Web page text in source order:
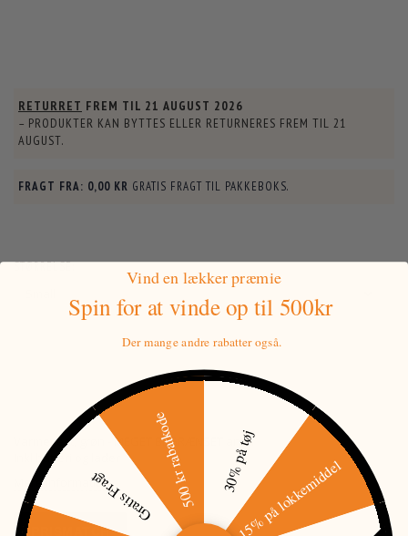
RETURRET FREM TIL 21 AUGUST 2026
– PRODUKTER KAN BYTTES ELLER RETURNERES FREM TIL 21
AUGUST.
FRAGT FRA: 0,00 KR GRATIS FRAGT TIL PAKKEBOKS.
STØRRELSE:
Varmevest, grøn - MEGET BEGRÆNSET antal
Inkl batteri og lader
Mere information
PRISMATCH
Vind en lækker præmie
Spin for at vindeop til 500kr
Der mange andre rabatter også.
30% på tøj
15% på lokkemiddel
Gratis Fragt500 kr rabatkode